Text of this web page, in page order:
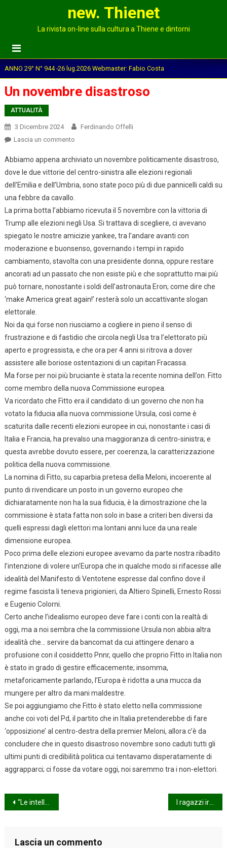
new. Thienet
La rivista on-line sulla cultura a Thiene e dintorni
ANNO 29° N° 944 -26 lug.2026 Webmaster: Fabio Costa
Un novembre disastroso
ATTUALITÀ
3 Dicembre 2024
Ferdinando Offelli
Lascia un commentoon
novembre
disastroso
Abbiamo appena archiviato un novembre politicamente disastroso,
dove le due vittorie del centro-sinistra alle elezioni regionali
dell’Emilia e dell’Umbria, sono state poco più di due pannicelli caldi su
una febbre da cavallo.
La prima botta l’abbiamo ricevuta il 5 novembre con la vittoria di
Trump alle elezioni negli Usa. Si trattava di scegliere, ci avevano
spiegato le nostre amicizie yankee, tra l’andare avanti con
moderazione e buonsenso, governando i tempi in rapido
cambiamento, stavolta con una presidente donna, oppure restare
ancorati ad un passato che non esiste più e che soprattutto mai più
può tornare, nonostante i soldi dell’astronauta Eron; come dire che
‘make America great again!’ resterà solo un accattivante slogan
elettorale.
Noi da qui forse non riusciamo a cogliere in pieno il senso di
frustrazione e di fastidio che circola negli Usa tra l’elettorato più
aperto e progressista, e che ora per 4 anni si ritrova a dover
assistere alle boriose ostentazioni di un capitan Fracassa.
Ma forse per noi più bruciante è stata la recente nomina dell’on. Fitto
come membro della nuova Commissione europea.
Va ricordato che Fitto era il candidato di un governo che non ha
votato la fiducia alla nuova commissione Ursula, così come è
scaturita dalle recenti elezioni europee in cui, nonostante i casi di
Italia e Francia, ha prevalso una maggioranza di centro-sinistra; e
questa avrebbe dovuto essere, per coerenza, la caratterizzazione
politica della nuova commissione.
La nomina di Fitto, su caparbia pretesa della Meloni, incoerente al
punto di rivendicare un posto in un governo europeo che
dichiaratamente non ha la sua fiducia, è la dimostrazione che la
commissione è stata fatta non solo in base a criteri ben diversi da
quelli espressi dagli elettori ma lontani anni luce da una reale
dimensione europea.
Poco prima delle elezioni europee avevamo da parte nostra ribadito
l’intenzione di volere un’Europa che in qualche modo si rifacesse alle
idealità del Manifesto di Ventotene espresse dal confino dove il
regime fascista li teneva prigionieri, da Altiero Spinelli, Ernesto Rossi
e Eugenio Colorni.
Certo anche l’idealismo europeo deve fare i conti con la realtà di
oggi, ma a noi sembra che la commissione Ursula non abbia altra
idealità che… servire da bancomat da cui attingere denaro a
profusione con il cosiddetto Pnnr, quello che proprio Fitto in Italia non
è stato in grado di gestire efficacemente; insomma,
metaforicamente parlando, l’Europa è ridotta a una mucca da
mungere per altro da mani maldestre.
Se poi aggiungiamo che Fitto è stato eletto nella commissione
anche coi voti del Pd, il partito che in Italia pretenderebbe di fare
‘opposizione’ al centro-destra della premier Meloni, allora c’è da
concludere che in questo disastroso novembre sono caduti tutti gli
ultimi punti di credibilità politica cui tentavamo disperatamente di
aggrapparci; ci fosse da votare oggi, noi saremmo tra i non-elettori.
Navigazione
“Le intelletuali” di Moliere a Teatroinsieme I ragazzi irresistibili
Lascia un commento